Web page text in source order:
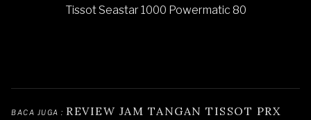
Tissot Seastar 1000 Powermatic 80
BACA JUGA : REVIEW JAM TANGAN TISSOT PRX